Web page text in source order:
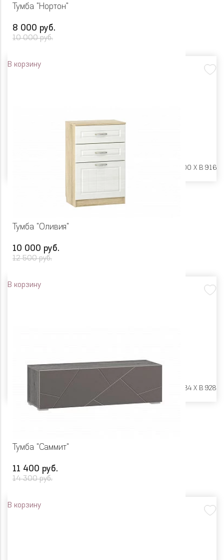
Тумба "Нортон"
8 000 руб.
10 000 руб.
В корзину
Ш 750 X Г 400 X В 916
Тумба "Оливия"
10 000 руб.
12 500 руб.
В корзину
Ш 602 X Г 384 X В 928
Тумба "Саммит"
11 400 руб.
14 300 руб.
В корзину